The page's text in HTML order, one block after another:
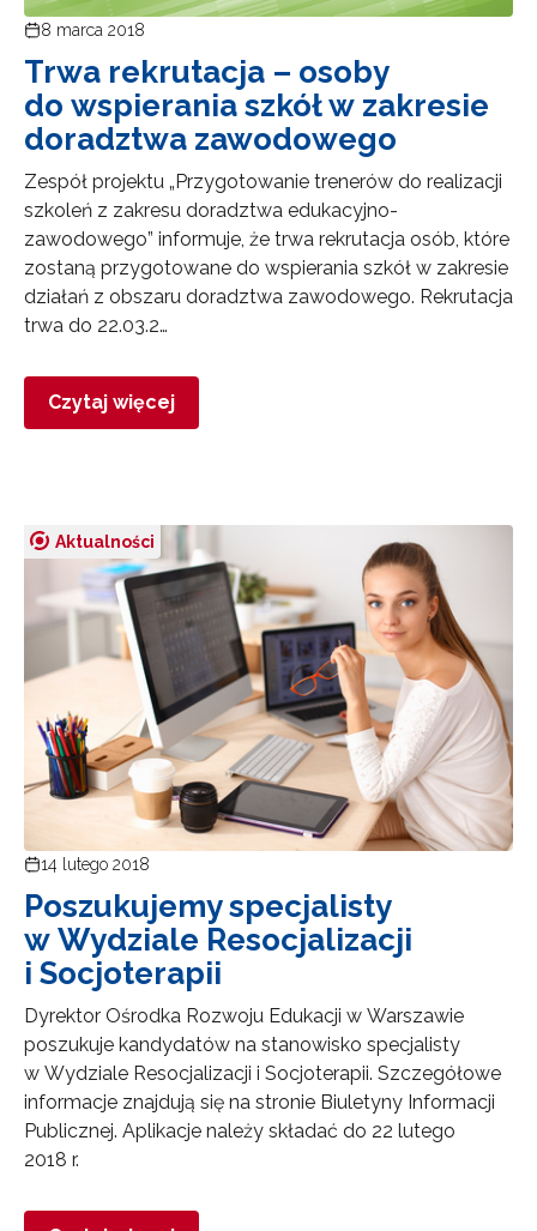
8 marca 2018
Trwa rekrutacja – osoby
do wspierania szkół w zakresie
doradztwa zawodowego
Zespół projektu „Przygotowanie trenerów do realizacji
szkoleń z zakresu doradztwa edukacyjno-
zawodowego” informuje, że trwa rekrutacja osób, które
zostaną przygotowane do wspierania szkół w zakresie
działań z obszaru doradztwa zawodowego. Rekrutacja
trwa do 22.03.2…
Czytaj więcej
Aktualności
14 lutego 2018
Poszukujemy specjalisty
w Wydziale Resocjalizacji
i Socjoterapii
Dyrektor Ośrodka Rozwoju Edukacji w Warszawie
poszukuje kandydatów na stanowisko specjalisty
w Wydziale Resocjalizacji i Socjoterapii. Szczegółowe
informacje znajdują się na stronie Biuletyny Informacji
Publicznej. Aplikacje należy składać do 22 lutego
2018 r.
Newsletter ORE
Zapisz się i bądź na bieżąco z najnowszymi
informacjami
o szkoleniach i programach.
Zapisuję się